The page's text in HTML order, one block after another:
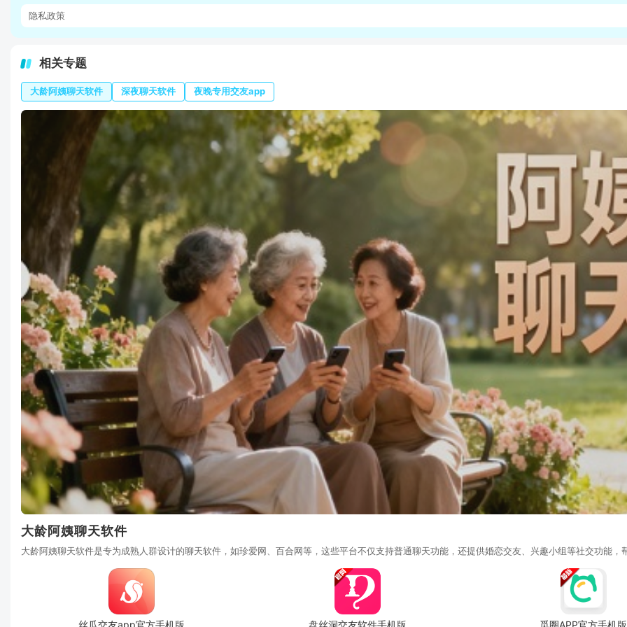
隐私政策
相关专题
大龄阿姨聊天软件 深夜聊天软件 夜晚专用交友app
大龄阿姨聊天软件
大龄阿姨聊天软件是专为成熟人群设计的聊天软件，如珍爱网、百合网等，这些平台不仅支持普通聊天功能，还提供婚恋交友、兴趣小组等社交功能，
丝瓜交友app官方手机版 盘丝洞交友软件手机版 觅圈APP官方手机版